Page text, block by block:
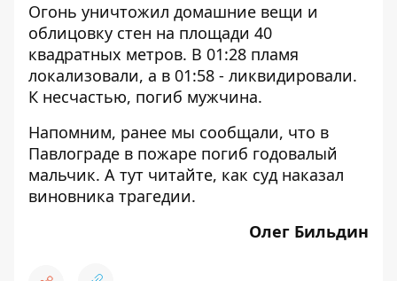
Огонь уничтожил домашние вещи и
облицовку стен на площади 40
квадратных метров. В 01:28 пламя
локализовали, а в 01:58 - ликвидировали.
К несчастью, погиб мужчина.
Напомним, ранее мы сообщали, что в
Павлограде в пожаре погиб годовалый
мальчик. А тут читайте, как суд наказал
виновника трагедии.
Олег Бильдин